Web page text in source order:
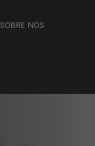
SOBRE NÓS